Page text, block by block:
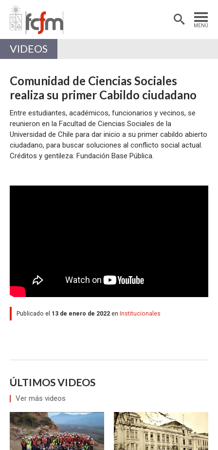
MENÚ
Estudiantes
Académicas/os
VIDEOS
Comunidad de Ciencias Sociales
realiza su primer Cabildo ciudadano
Entre estudiantes, académicos, funcionarios y vecinos, se
reunieron en la Facultad de Ciencias Sociales de la
Universidad de Chile para dar inicio a su primer cabildo abierto
ciudadano, para buscar soluciones al conflicto social actual.
Créditos y gentileza: Fundación Base Pública.
Publicado el 13 de enero de 2022 en Institucionales
ÚLTIMOS VIDEOS
Ver más videos